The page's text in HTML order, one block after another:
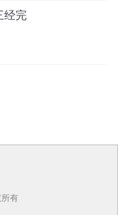
经完
有